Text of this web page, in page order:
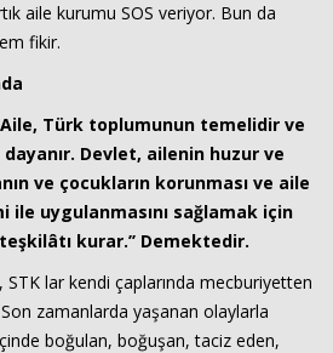
aile kurumu SOS veriyor. Bun da
fikir.
Türk toplumunun temelidir ve
Devlet, ailenin huzur ve
ve çocukların korunması ve aile
ile uygulanmasını sağlamak için
teşkilâtı kurar.’’ Demektedir.
lar kendi çaplarında mecburiyetten
zamanlarda yaşanan olaylarla
boğulan, boğuşan, taciz eden,